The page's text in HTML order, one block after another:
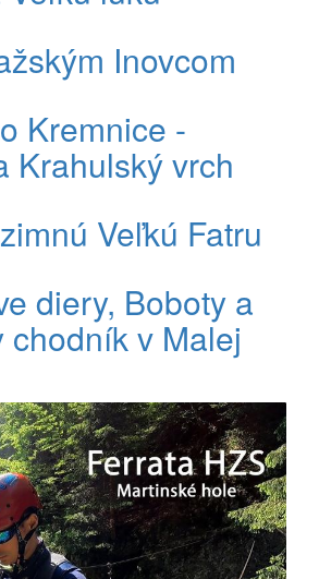
Inovcom
Kremnice -
Krahulský vrch
Veľkú Fatru
diery, Boboty a
chodník v Malej